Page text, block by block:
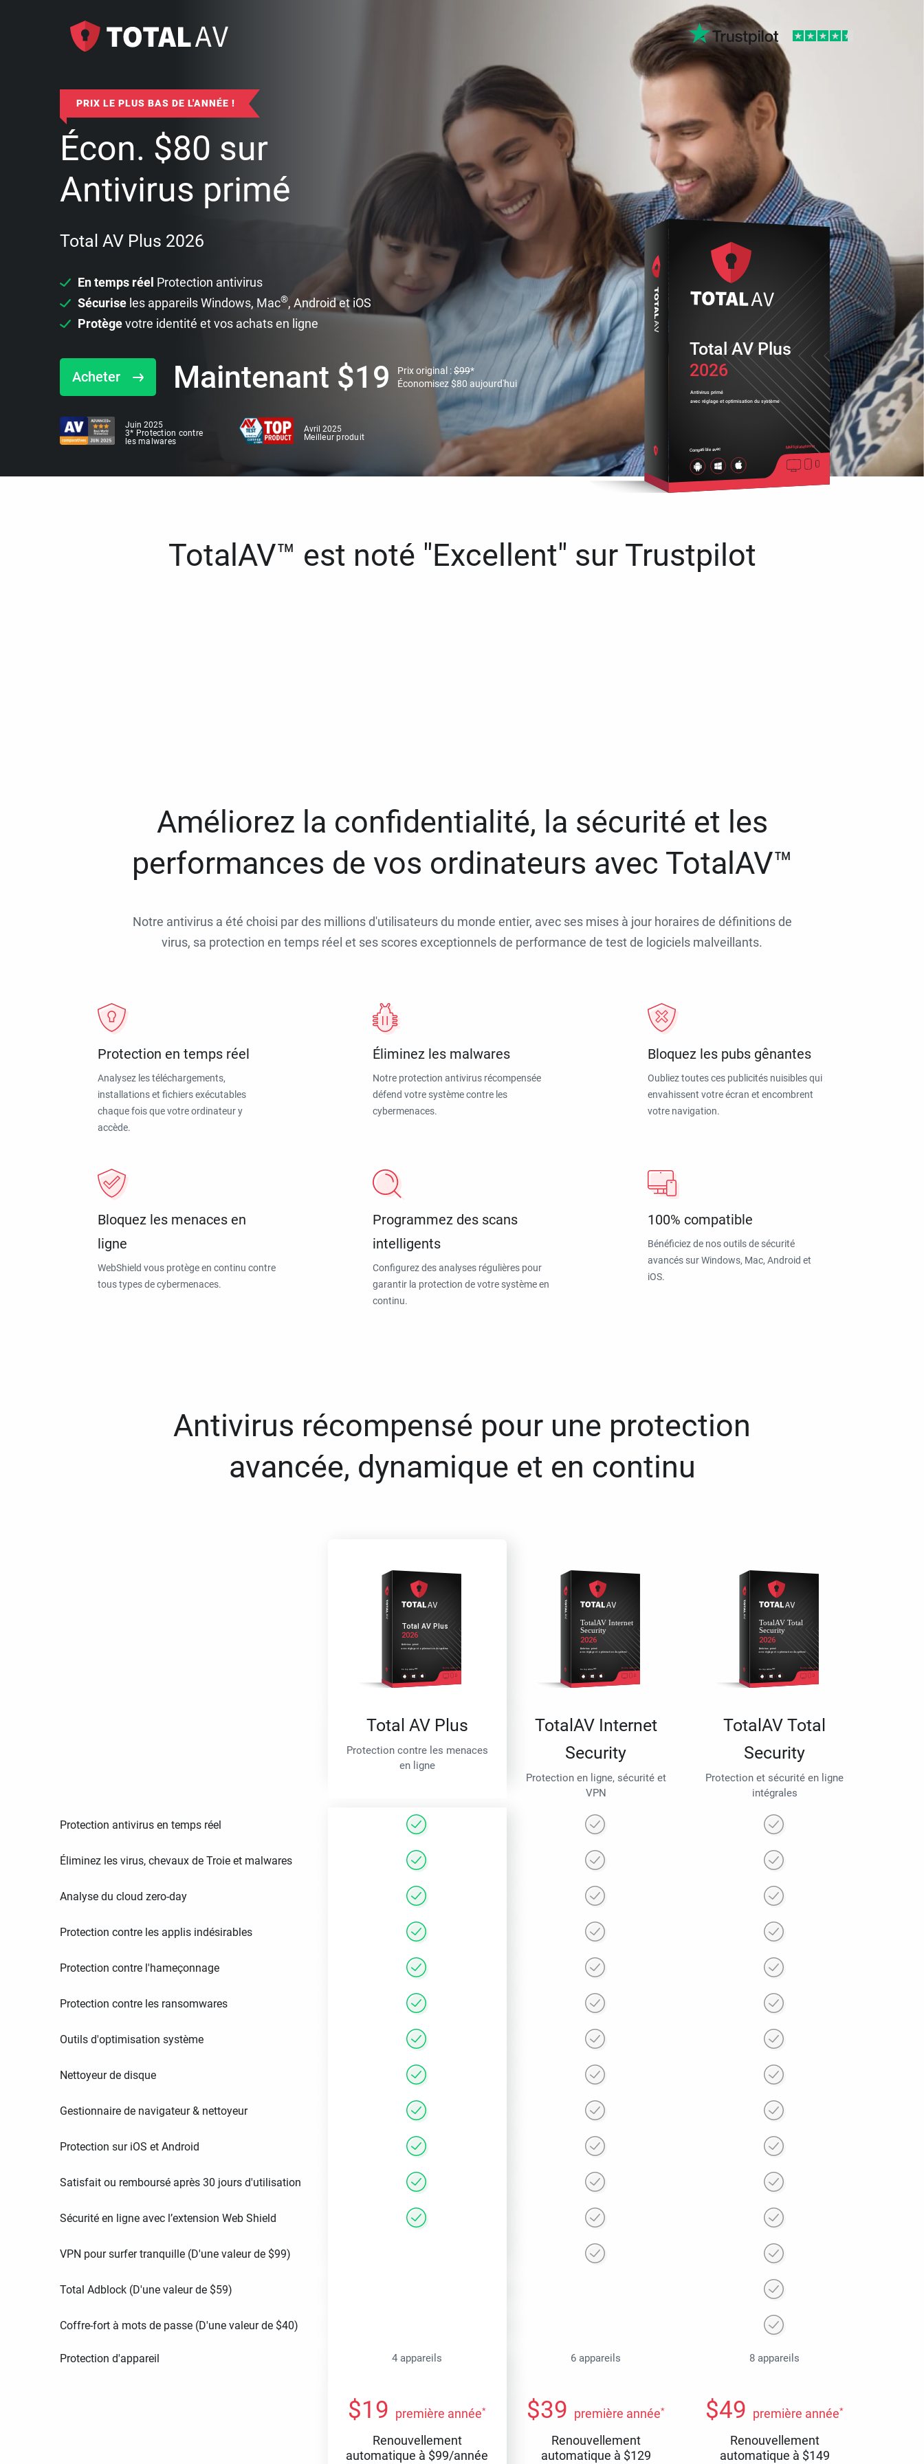
PRIX LE PLUS BAS DE L'ANNÉE !
Écon. $80 sur
Antivirus primé
Total AV Plus 2026
En temps réel Protection antivirus
Sécurise les appareils Windows, Mac®, Android et iOS
Protègevotre identité et vos achats en ligne
Acheter Maintenant $19 Prix original :$99*
Économisez$80 aujourd'hui
Juin 2025
3* Protection contre
les malwares
Avril 2025
Meilleur produit
2026
Antivirus primé
avec réglage et optimisation du système
Compatible avec Multiplateforme
Total AV Plus
TotalAV™ est noté "Excellent" sur Trustpilot
Améliorez la confidentialité, la sécurité et les
performances de vos ordinateurs avec TotalAV™
Notre antivirus a été choisi par des millions d'utilisateurs du monde entier, avec ses mises à jour horaires de définitions de
virus, sa protection en temps réel et ses scores exceptionnels de performance de test de logiciels malveillants.
Protection en temps réel
Analysez les téléchargements,
installations et fichiers exécutables
chaque fois que votre ordinateur y
accède.
Éliminez les malwares
Notre protection antivirus récompensée
défend votre système contre les
cybermenaces.
Bloquez les pubs gênantes
Oubliez toutes ces publicités nuisibles qui
envahissent votre écran et encombrent
votre navigation.
Bloquez les menaces en
ligne
WebShield vous protège en continu contre
tous types de cybermenaces.
Programmez des scans
intelligents
Configurez des analyses régulières pour
garantir la protection de votre système en
continu.
100% compatible
Bénéficiez de nos outils de sécurité
avancés sur Windows, Mac, Android et
iOS.
Antivirus récompensé pour une protection
avancée, dynamique et en continu
Total AV Plus
Protection contre les menaces
en ligne
TotalAV Internet
Security
Protection en ligne, sécurité et
VPN
TotalAV Total
Security
Protection et sécurité en ligne
intégrales
Protection antivirus en temps réel
Éliminez les virus, chevaux de Troie et malwares
Analyse du cloud zero-day
Protection contre les applis indésirables
Protection contre l'hameçonnage
Protection contre les ransomwares
Outils d'optimisation système
Nettoyeur de disque
Gestionnaire de navigateur & nettoyeur
Protection sur iOS et Android
Satisfait ou remboursé après 30 jours d'utilisation
Sécurité en ligne avec l’extension Web Shield
VPN pour surfer tranquille (D'une valeur de $99)
Total Adblock (D'une valeur de $59)
Coffre-fort à mots de passe (D'une valeur de $40)
Protection d'appareil 4 appareils 6 appareils 8 appareils
$19 première année*
Renouvellement
automatique à $99/année
$39 première année*
Renouvellement
automatique à $129
$49 première année*
Renouvellement
automatique à $149